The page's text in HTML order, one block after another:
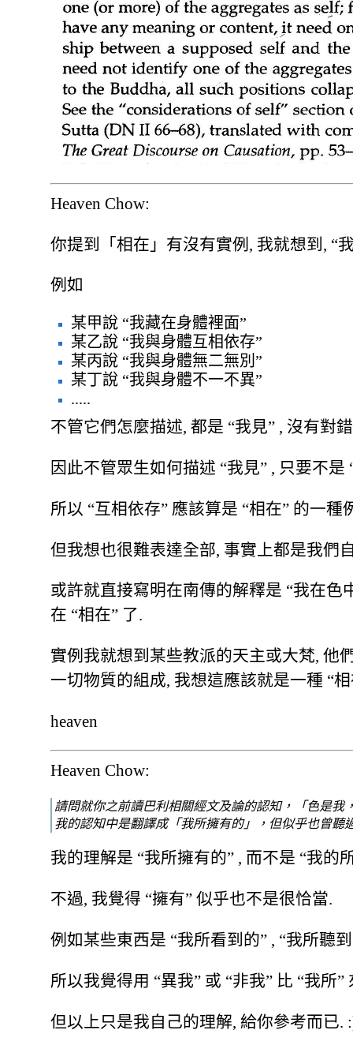
Heaven Chow:
你提到「相在」有沒有實例, 我就想到, “
例如
某甲說 “我藏在身體裡面”
某乙說 “我與身體互相依存”
某丙說 “我與身體無二無別”
某丁說 “我與身體不一不異”
.....
不管它們怎麼描述, 都是 “我見” , 沒有對
因此不管眾生如何描述 “我見” , 只要不是
所以 “互相依存” 應該算是 “相在” 的一種
但我想也很難表達全部, 事實上都是我們
或許就直接寫明在南傳的解釋是 “我在色
在 “相在” 了.
實例我就想到某些教派的天主或大梵, 他
一切物質的組成, 我想這應該就是一種 “
heaven
Heaven Chow:
請問就你之前讀巴利相關經文及論的認知，「色是
我的認知中是翻譯成「我所擁有的」，但似乎也曾聽
我的理解是 “我所擁有的” , 而不是 “我的
不過, 我覺得 “擁有” 似乎也不是很恰當.
例如某些東西是 “我所看到的” , “我所聽
所以我覺得用 “異我” 或 “非我” 比 “我所”
但以上只是我自己的理解, 給你參考而已.